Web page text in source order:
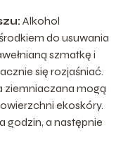
Alkohol
do usuwania
szmatkę i
się rozjaśniać.
ziemniaczana mogą
ekoskóry.
godzin, a następnie